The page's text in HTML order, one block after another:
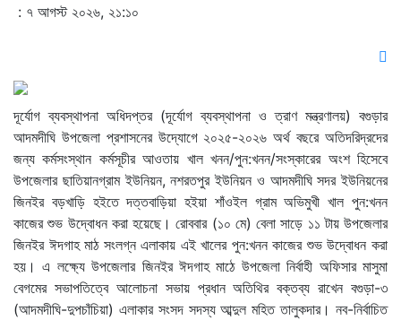
: ৭ আগস্ট ২০২৬, ২১:১০
দূর্যোগ ব্যবস্থাপনা অধিদপ্তর (দূর্যোগ ব্যবস্থাপনা ও ত্রাণ মন্ত্রণালয়) বগুড়ার
আদমদীঘি উপজেলা প্রশাসনের উদ্যোগে ২০২৫-২০২৬ অর্থ বছরে অতিদরিদ্রদের
জন্য কর্মসংস্থান কর্মসূচীর আওতায় খাল খনন/পুন:খনন/সংস্কারের অংশ হিসেবে
উপজেলার ছাতিয়ানগ্রাম ইউনিয়ন, নশরতপুর ইউনিয়ন ও আদমদীঘি সদর ইউনিয়নের
জিনইর বড়খাড়ি হইতে দত্তবাড়িয়া হইয়া শাঁওইল গ্রাম অভিমুখী খাল পুন:খনন
কাজের শুভ উদ্বোধন করা হয়েছে। রোববার (১০ মে) বেলা সাড়ে ১১ টায় উপজেলার
জিনইর ঈদগাহ মাঠ সংলগ্ন এলাকায় এই খালের পুন:খনন কাজের শুভ উদ্বোধন করা
হয়। এ লক্ষ্যে উপজেলার জিনইর ঈদগাহ মাঠে উপজেলা নির্বাহী অফিসার মাসুমা
বেগমের সভাপতিত্বে আলোচনা সভায় প্রধান অতিথির বক্তব্য রাখেন বগুড়া-৩
(আদমদীঘি-দুপচাঁচিয়া) এলাকার সংসদ সদস্য আব্দুল মহিত তালুকদার। নব-নির্বাচিত